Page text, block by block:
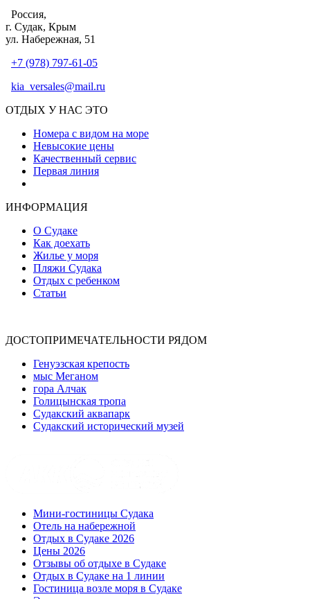
Россия,
г. Судак, Крым
ул. Набережная, 51
+7 (978) 797-61-05
kia_versales@mail.ru
ОТДЫХ У НАС ЭТО
Номера с видом на море
Невысокие цены
Качественный сервис
Первая линия
ИНФОРМАЦИЯ
О Судаке
Как доехать
Жилье у моря
Пляжи Судака
Отдых с ребенком
Статьи
ДОСТОПРИМЕЧАТЕЛЬНОСТИ РЯДОМ
Генуэзская крепость
мыс Меганом
гора Алчак
Голицынская тропа
Судакский аквапарк
Судакский исторический музей
Мини-гостиницы Судака
Отель на набережной
Отдых в Судаке 2026
Цены 2026
Отзывы об отдыхе в Судаке
Отдых в Судаке на 1 линии
Гостиница возле моря в Судаке